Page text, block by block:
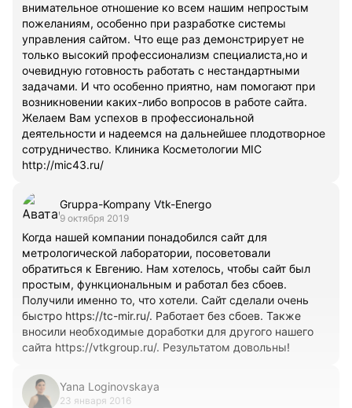
внимательное отношение ко всем нашим непростым
пожеланиям, особенно при разработке системы
управления сайтом. Что еще раз демонстрирует не
только высокий профессионализм специалиста,но и
очевидную готовность работать с нестандартными
задачами. И что особенно приятно, нам помогают при
возникновении каких-либо вопросов в работе сайта.
Желаем Вам успехов в профессиональной
деятельности и надеемся на дальнейшее плодотворное
сотрудничество. Клиника Косметологии MIC
http://mic43.ru/
Gruppa-Kompany Vtk-Energo
9 октября 2019
Когда нашей компании понадобился сайт для
метрологической лаборатории, посоветовали
обратиться к Евгению. Нам хотелось, чтобы сайт был
простым, функциональным и работал без сбоев.
Получили именно то, что хотели. Сайт сделали очень
быстро https://tc-mir.ru/. Работает без сбоев. Также
вносили необходимые доработки для другого нашего
сайта https://vtkgroup.ru/. Результатом довольны!
Yana Loginovskaya
23 января 2016